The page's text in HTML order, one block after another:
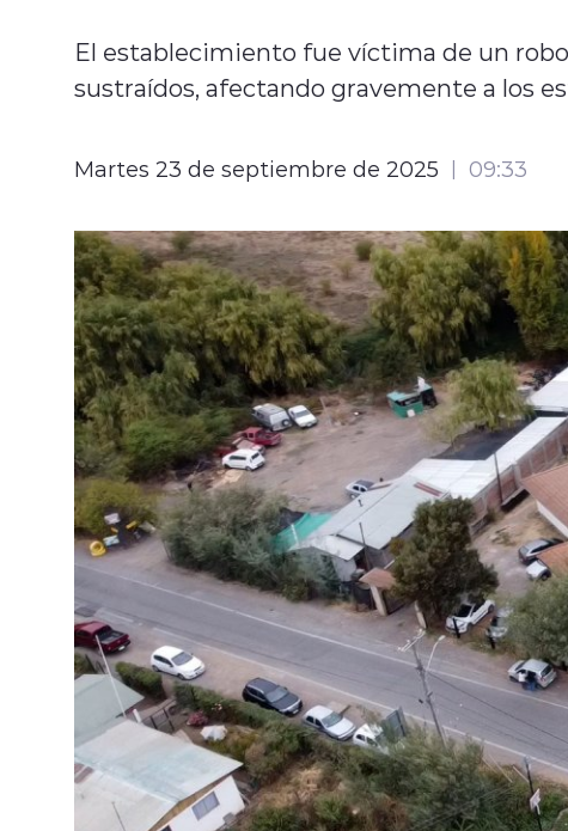
El establecimiento fue víctima de un
sustraídos, afectando gravemente a los
Martes 23 de septiembre de 2025 09:33